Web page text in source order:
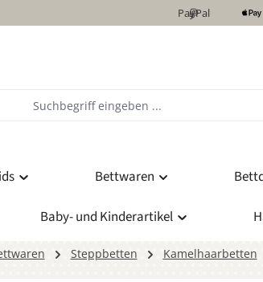
PayPal
Bettwaren
Baby- und Kinderartikel
Steppbetten Kamelhaarbetten